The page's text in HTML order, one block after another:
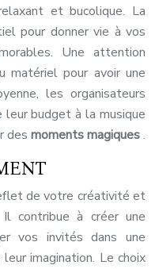
et bucolique. La
pour donner vie à vos
Une attention
matériel pour avoir une
les organisateurs
leur budget à la musique
des moments magiques.
de votre créativité et
contribue à créer une
vos invités dans une
imagination. Le choix